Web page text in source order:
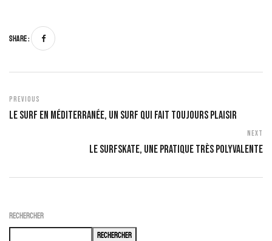
Rechercher
Rechercher
Share :
Previous
Le Surf En Méditerranée, Un Surf Qui Fait Toujours Plaisir
Next
Le Surfskate, Une Pratique Très Polyvalente